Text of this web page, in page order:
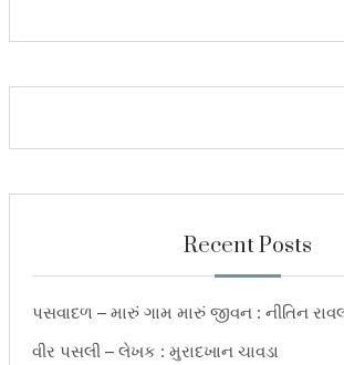
Recent Posts
પસવાદળ – મારું ગામ મારું જીવન : નીતિન
વીર પસલી – લેખક : મુરાદખાન ચાવડા